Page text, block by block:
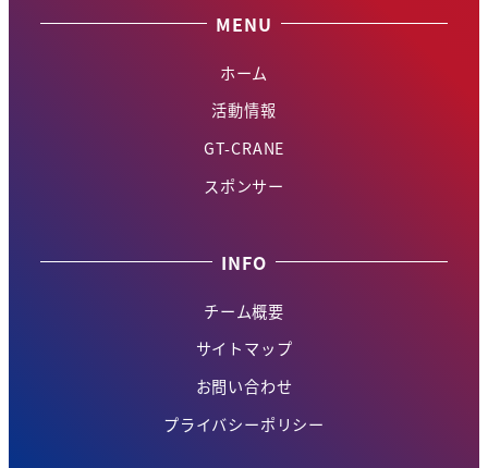
MENU
ホーム
活動情報
GT-CRANE
スポンサー
INFO
チーム概要
サイトマップ
お問い合わせ
プライバシーポリシー